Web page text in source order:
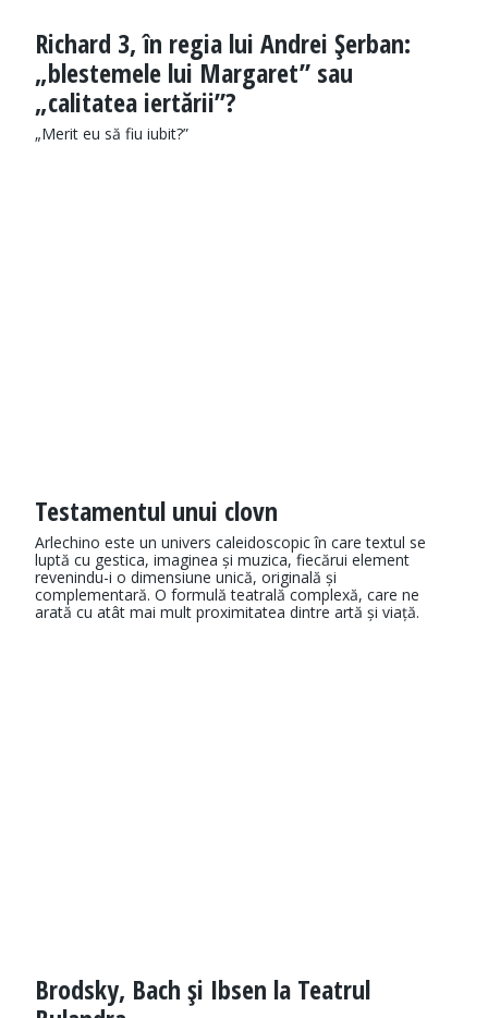
Richard 3, în regia lui Andrei Şerban:
„blestemele lui Margaret” sau
„calitatea iertării”?
„Merit eu să fiu iubit?”
Testamentul unui clovn
Arlechino este un univers caleidoscopic în care textul se
luptă cu gestica, imaginea și muzica, fiecărui element
revenindu-i o dimensiune unică, originală și
complementară. O formulă teatrală complexă, care ne
arată cu atât mai mult proximitatea dintre artă și viață.
Brodsky, Bach şi Ibsen la Teatrul